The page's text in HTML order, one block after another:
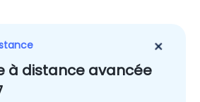
à distance avancée